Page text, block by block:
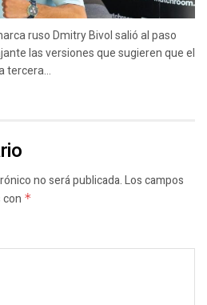
ruso Dmitry Bivol salió al paso
las versiones que sugieren que el
no será publicada.Los campos
*